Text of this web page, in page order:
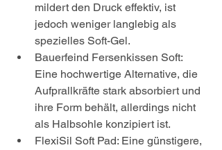
mildert den Druck effektiv, ist
jedoch weniger langlebig als
spezielles Soft-Gel.
Bauerfeind Fersenkissen Soft:
Eine hochwertige Alternative, die
Aufprallkräfte stark absorbiert und
ihre Form behält, allerdings nicht
als Halbsohle konzipiert ist.
FlexiSil Soft Pad: Eine günstigere,